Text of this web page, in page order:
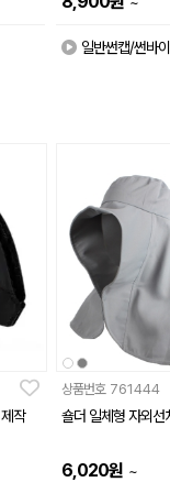
일반썬캡/썬바
작
상품번호 761444
숄더 일체형 자외선
6,020원 ~